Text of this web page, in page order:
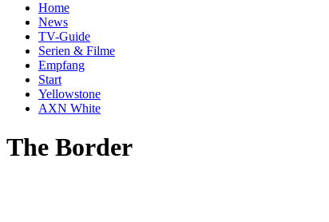
Home
News
TV-Guide
Serien & Filme
Empfang
Start
Yellowstone
AXN White
The Border